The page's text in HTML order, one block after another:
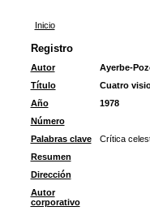
Inicio
Registro
Autor
Ayerbe-
Título
Cuatro
Año
1978
Número
Palabras clave
Crítica
Resumen
Dirección
Autor
corporativo